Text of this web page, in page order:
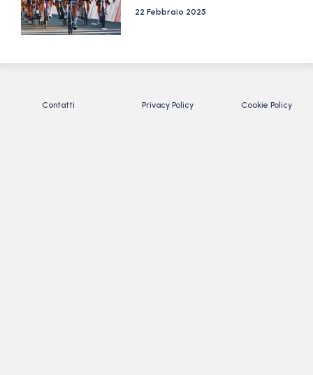
22 Febbraio 2025
Contatti Privacy Policy Cookie Policy